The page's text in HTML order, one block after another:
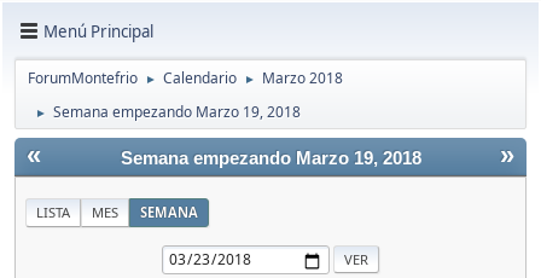
Menú Principal
ForumMontefrio ► Calendario ► Marzo 2018
► Semana empezando Marzo 19, 2018
« »
Semana empezando Marzo 19, 2018
LISTA MES SEMANA